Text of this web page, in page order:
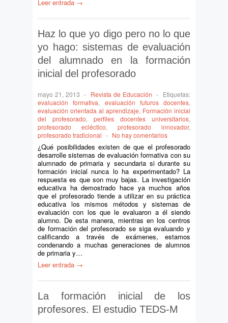
Leer entrada →
Haz lo que yo digo pero no lo que
yo hago: sistemas de evaluación
del alumnado en la formación
inicial del profesorado
mayo 21, 2013 - Revista de Educación - Etiquetas:
evaluación formativa, evaluación futuros docentes,
evaluación orientada al aprendizaje, Formación inicial
del profesorado, perfiles docentes universitarios,
profesorado ecléctico, profesorado innovador,
profesorado tradicional - No hay comentarios
¿Qué posibilidades existen de que el profesorado
desarrolle sistemas de evaluación formativa con su
alumnado de primaria y secundaria si durante su
formación inicial nunca lo ha experimentado? La
respuesta es que son muy bajas. La investigación
educativa ha demostrado hace ya muchos años
que el profesorado tiende a utilizar en su práctica
educativa los mismos métodos y sistemas de
evaluación con los que le evaluaron a él siendo
alumno. De esta manera, mientras en los centros
de formación del profesorado se siga evaluando y
calificando a través de exámenes, estamos
condenando a muchas generaciones de alumnos
de primaria y…
Leer entrada →
La formación inicial de los
profesores. El estudio TEDS-M